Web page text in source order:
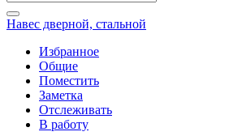
Навес дверной, стальной
Избранное
Общие
Поместить
Заметка
Отслеживать
В работу